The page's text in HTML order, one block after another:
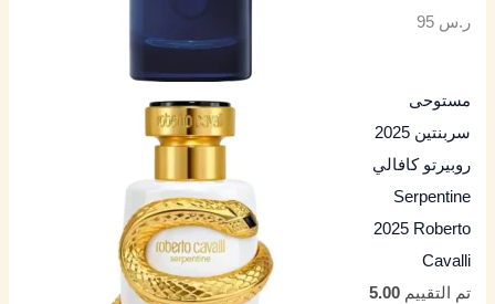
ر.س 95
مستوحى
سربنتين 2025
روبيرتو كافالي
Serpentine
2025 Roberto
Cavalli
تم التقييم5.00